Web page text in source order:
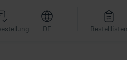
DE Bestelllisten